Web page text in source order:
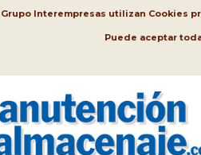
Interempresas utilizan Cookies
Puede aceptar